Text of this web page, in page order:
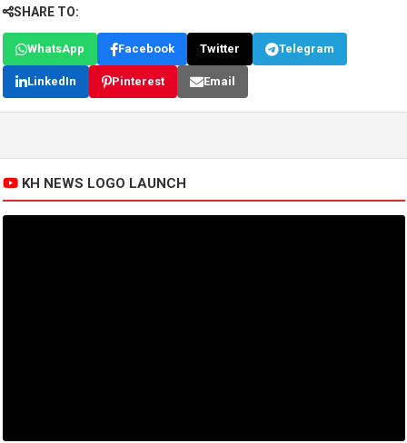
SHARE TO:
WhatsApp Facebook Twitter Telegram
LinkedIn Pinterest Email
KH NEWS LOGO LAUNCH